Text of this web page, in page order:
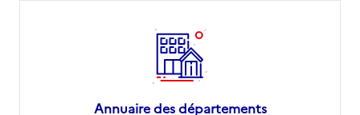
Annuaire des départements